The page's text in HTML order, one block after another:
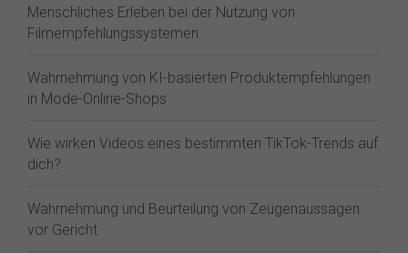
Menschliches Erleben bei der Nutzung von
Filmempfehlungssystemen
Wahrnehmung von KI-basierten Produktempfehlungen
in Mode-Online-Shops
Wie wirken Videos eines bestimmten TikTok-Trends auf
dich?
Wahrnehmung und Beurteilung von Zeugenaussagen
vor Gericht